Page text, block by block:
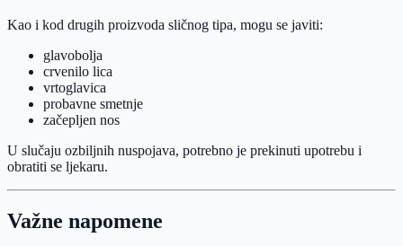
Kao i kod drugih proizvoda sličnog tipa, mogu se javiti:
glavobolja
crvenilo lica
vrtoglavica
probavne smetnje
začepljen nos
U slučaju ozbiljnih nuspojava, potrebno je prekinuti upotrebu i
obratiti se ljekaru.
Važne napomene